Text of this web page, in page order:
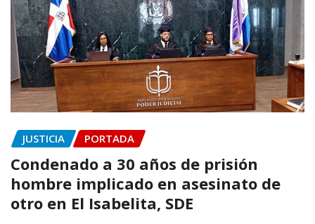
JUSTICIA PORTADA
Condenado a 30 años de prisión
hombre implicado en asesinato de
otro en El Isabelita, SDE